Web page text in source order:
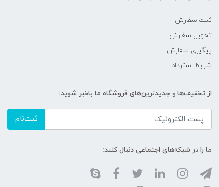
ثبت سفارش
تحویل سفارش
پیگیری سفارش
شرایط استرداد
از تخفیف‌ها و جدیدترین‌های فروشگاه ما باخبر شوید:
ثبت‌نام
ما را در شبکه‌های اجتماعی دنبال کنید: